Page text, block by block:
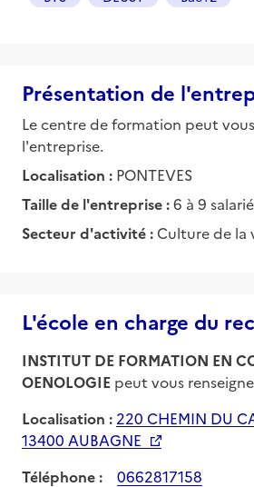
Présentation de
Le centre de formation peut
l'entreprise.
Localisation : PONTEVES
Taille de l'entreprise :6 à 9
Secteur d'activité : Culture de la
L'école en charge du
INSTITUT DE FORMATION EN
OENOLOGIE peut vous
Localisation : 220 CHEMIN DU
13400 AUBAGNE
Téléphone :
0662817158